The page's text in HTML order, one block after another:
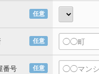
任意
任意
番号 任意